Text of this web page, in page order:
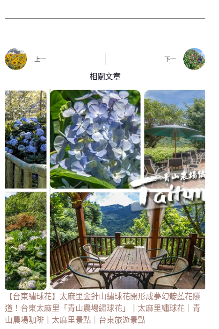
上一 下一
相關文章
【台東繡球花】太麻里金針山繡球花開形成夢幻靛藍花隧
道！台東太麻里「青山農場繡球花」｜太麻里繡球花｜青
山農場咖啡｜太麻里景點｜台東旅遊景點